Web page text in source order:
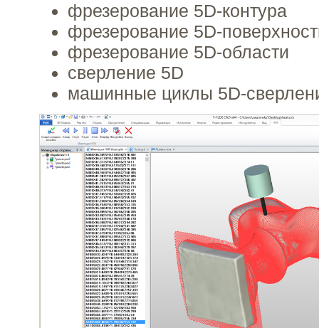
фрезерование 5D-контура
фрезерование 5D-
фрезерование 5D-области
сверление 5D
машинные циклы 5D-